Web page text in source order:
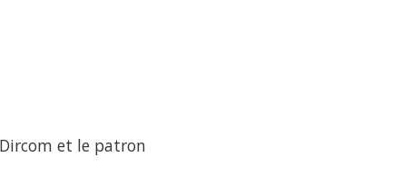
et le patron